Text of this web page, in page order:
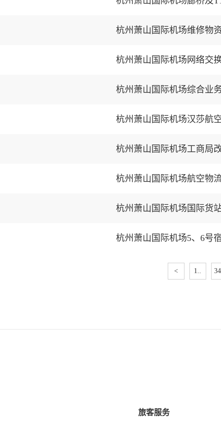
杭州萧山国际机场维修物
杭州萧山国际机场网络交
杭州萧山国际机场综合业
杭州萧山国际机场汉莎航
杭州萧山国际机场工商局
杭州萧山国际机场国际货
杭州萧山国际机场5、6号
< 1..
旅客服务